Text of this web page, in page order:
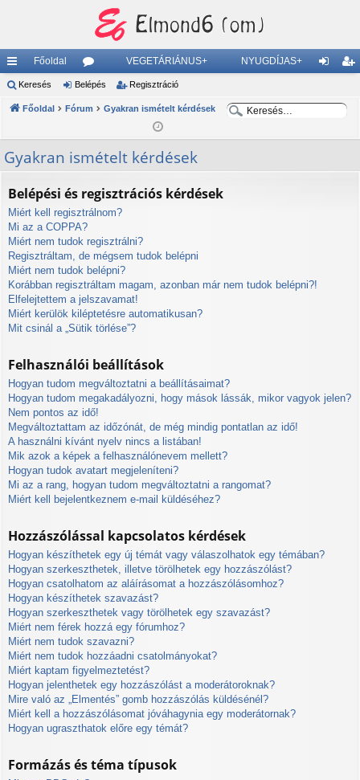
yo
rs
ke
Főoldal
ór
u
ok
VEGETÁRIÁNUS+ NYUGDÍJAS+
is
Keresés Belépés Regisztráció
Főoldal Fórum
Gyakran ismételt kérdések
s
r
s
Gyakran ismételt kérdések
Belépési és regisztrációs kérdések
Miért kell regisztrálnom?
Mi az a COPPA?
Miért nem tudok regisztrálni?
Regisztráltam, de mégsem tudok belépni
Miért nem tudok belépni?
Korábban regisztráltam magam, azonban már nem tudok belépni?!
Elfelejtettem a jelszavamat!
Miért kerülök kiléptetésre automatikusan?
Mit csinál a „Sütik törlése”?
Felhasználói beállítások
Hogyan tudom megváltoztatni a beállításaimat?
Hogyan tudom megakadályozni, hogy mások lássák, mikor vagyok jelen?
Nem pontos az idő!
Megváltoztattam az időzónát, de még mindig pontatlan az idő!
A használni kívánt nyelv nincs a listában!
Mik azok a képek a felhasználónevem mellett?
Hogyan tudok avatart megjeleníteni?
Mi az a rang, hogyan tudom megváltoztatni a rangomat?
Miért kell bejelentkeznem e-mail küldéséhez?
Hozzászólással kapcsolatos kérdések
Hogyan készíthetek egy új témát vagy válaszolhatok egy témában?
Hogyan szerkeszthetek, illetve törölhetek egy hozzászólást?
Hogyan csatolhatom az aláírásomat a hozzászólásomhoz?
Hogyan készíthetek szavazást?
Hogyan szerkeszthetek vagy törölhetek egy szavazást?
Miért nem férek hozzá egy fórumhoz?
Miért nem tudok szavazni?
Miért nem tudok hozzáadni csatolmányokat?
Miért kaptam figyelmeztetést?
Hogyan jelenthetek egy hozzászólást a moderátoroknak?
Mire való az „Elmentés” gomb hozzászólás küldésénél?
Miért kell a hozzászólásomat jóváhagynia egy moderátornak?
Hogyan ugraszthatok előre egy témát?
Formázás és téma típusok